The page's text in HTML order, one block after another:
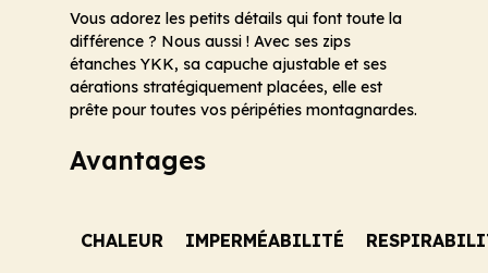
Vous adorez les petits détails qui font toute la
différence ? Nous aussi ! Avec ses zips
étanches YKK, sa capuche ajustable et ses
aérations stratégiquement placées, elle est
prête pour toutes vos péripéties montagnardes.
Avantages
CHALEUR IMPERMÉABILITÉ